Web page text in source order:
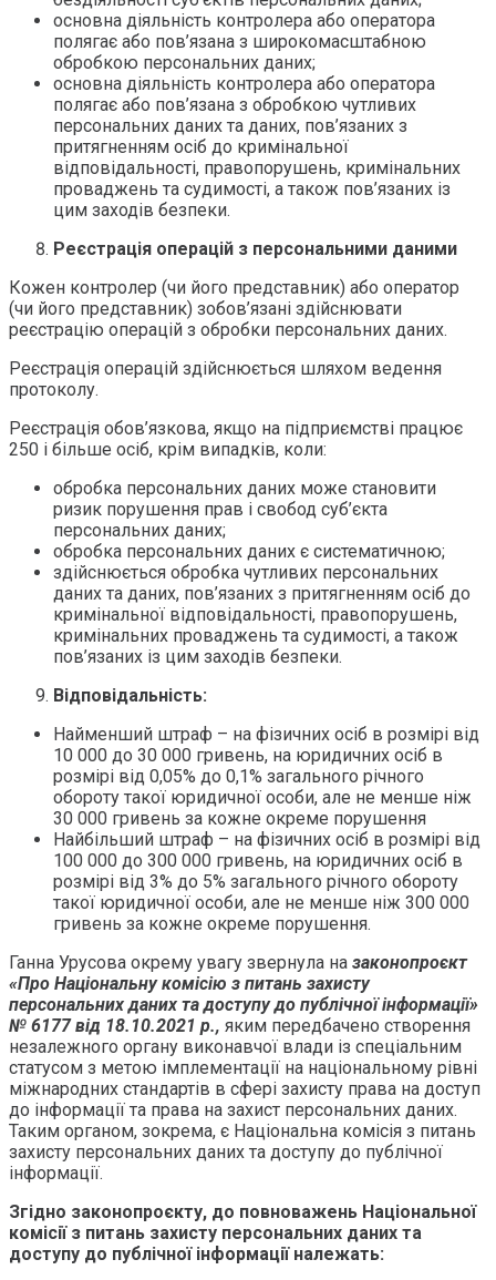
основна діяльність контролера або оператора
полягає або пов’язана з широкомасштабною
обробкою персональних даних;
основна діяльність контролера або оператора
полягає або пов’язана з обробкою чутливих
персональних даних та даних, пов’язаних з
притягненням осіб до кримінальної
відповідальності, правопорушень, кримінальних
проваджень та судимості, а також пов’язаних із
цим заходів безпеки.
Реєстрація операцій з персональними даними
Кожен контролер (чи його представник) або оператор
(чи його представник) зобов’язані здійснювати
реєстрацію операцій з обробки персональних даних.
Реєстрація операцій здійснюється шляхом ведення
протоколу.
Реєстрація обов’язкова, якщо на підприємстві працює
250 і більше осіб, крім випадків, коли:
обробка персональних даних може становити
ризик порушення прав і свобод суб’єкта
персональних даних;
обробка персональних даних є систематичною;
здійснюється обробка чутливих персональних
даних та даних, пов’язаних з притягненням осіб до
кримінальної відповідальності, правопорушень,
кримінальних проваджень та судимості, а також
пов’язаних із цим заходів безпеки.
Відповідальність:
Найменший штраф – на фізичних осіб в розмірі від
10 000 до 30 000 гривень, на юридичних осіб в
розмірі від 0,05% до 0,1% загального річного
обороту такої юридичної особи, але не менше ніж
30 000 гривень за кожне окреме порушення
Найбільший штраф – на фізичних осіб в розмірі від
100 000 до 300 000 гривень, на юридичних осіб в
розмірі від 3% до 5% загального річного обороту
такої юридичної особи, але не менше ніж 300 000
гривень за кожне окреме порушення.
Ганна Урусова окрему увагу звернула на законопроєкт
«Про Національну комісію з питань захисту
персональних даних та доступу до публічної інформації»
№ 6177 від 18.10.2021 р., яким передбачено створення
незалежного органу виконавчої влади із спеціальним
статусом з метою імплементації на національному рівні
міжнародних стандартів в сфері захисту права на доступ
до інформації та права на захист персональних даних.
Таким органом, зокрема, є Національна комісія з питань
захисту персональних даних та доступу до публічної
інформації.
Згідно законопроєкту, до повноважень Національної
комісії з питань захисту персональних даних та
доступу до публічної інформації належать: